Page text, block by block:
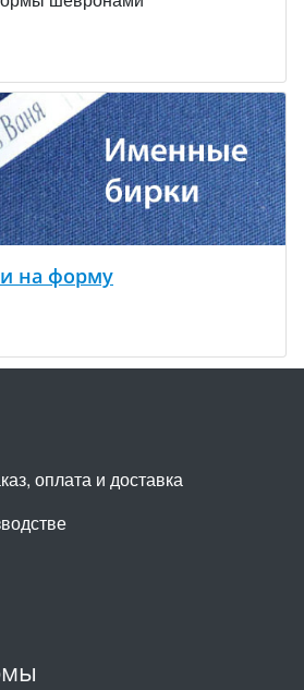
на форму
оплата и доставка